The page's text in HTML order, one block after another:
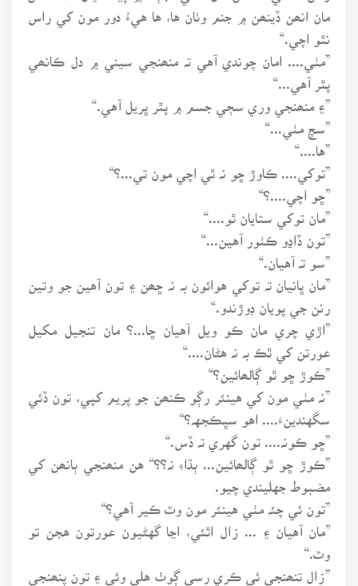
مان انھن ڏينھن ۾ جنم وٺان ها، ها هيءُ دور مون کي راس
نٿو اچي.“
”مٺي.... امان چوندي آهي تہ منھنجي سيني ۾ دل ڪانھي
پٿر آهي...“
”۽ منھنجي وري سڄي جسم ۾ پٿر ڀريل آهي.“
”سچ مٺي...“
”ها....“
”توکي.... ڪاوڙ ڇو نہ ٿي اچي مون تي...؟“
”ڇو اچي....؟“
”مان توکي ستايان ٿو....“
”تون ڏاڍو ڪٺور آهين...“
”سو تہ آهيان.“
”مان ڀانيان تہ توکي هوائون بہ نہ ڇھن ۽ تون آهين جو وتين
رنن جي پويان ڊوڙندو.“
”اڙي چري مان ڪو ويل آهيان ڇا...؟ مان تنجيل مکيل
عورتن کي ٿڪ بہ نہ هڻان....“
”ڪوڙ ڇو ٿو ڳالھائين؟“
”نہ مٺي مون کي هينئر رڳو ڪنھن جو پريم کپي، تون ڏئي
سگهندينءَ.... اهو سڀڪجهہ؟“
”ڇو ڪونہ.... تون گهري تہ ڏس.“
”ڪوڙ ڇو ٿو ڳالھائين... ٻڌاءِ نہ؟؟“ هن منھنجي ٻانھن کي
مضبوط جهليندي چيو.
”تون ئي چئہ مٺي هينئر مون وٽ ڪير آهي؟“
”مان آهيان ۽ ... زال اٿئي، اڃا گهڻيون عورتون هجن تو
وٽ.“
”زال تنھنجي ئي ڪري رسي ڳوٺ هلي وئي ۽ تون پنھنجي